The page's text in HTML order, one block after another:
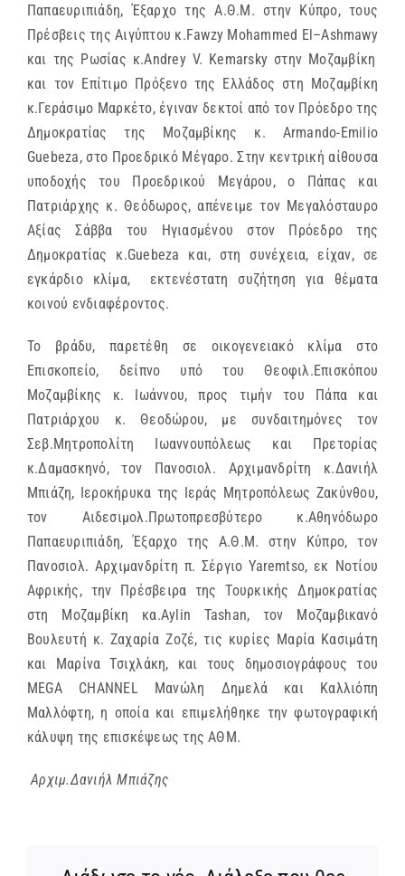
Παπαευριπιάδη, Έξαρχο της Α.Θ.Μ. στην Κύπρο, τους
Πρέσβεις της Αιγύπτου κ.Fawzy Mohammed El–Ashmawy
και της Ρωσίας κ.Andrey V. Kemarsky στην Μοζαμβίκη
και τον Επίτιμο Πρόξενο της Ελλάδος στη Μοζαμβίκη
κ.Γεράσιμο Μαρκέτο, έγιναν δεκτοί από τον Πρόεδρο της
Δημοκρατίας της Μοζαμβίκης κ. Armando-Emilio
Guebeza, στο Προεδρικό Μέγαρο. Στην κεντρική αίθουσα
υποδοχής του Προεδρικού Μεγάρου, ο Πάπας και
Πατριάρχης κ. Θεόδωρος, απένειμε τον Μεγαλόσταυρο
Αξίας Σάββα του Ηγιασμένου στον Πρόεδρο της
Δημοκρατίας κ.Guebeza και, στη συνέχεια, είχαν, σε
εγκάρδιο κλίμα,
εκτενέστατη συζήτηση για θέματα
κοινού ενδιαφέροντος.
Το βράδυ, παρετέθη σε οικογενειακό κλίμα στο
Επισκοπείο, δείπνο υπό του Θεοφιλ.Επισκόπου
Μοζαμβίκης κ. Ιωάννου, προς τιμήν του Πάπα και
Πατριάρχου κ. Θεοδώρου, με συνδαιτημόνες τον
Σεβ.Μητροπολίτη Ιωαννουπόλεως και Πρετορίας
κ.Δαμασκηνό, τον Πανοσιολ. Αρχιμανδρίτη κ.Δανιήλ
Μπιάζη, Ιεροκήρυκα της Ιεράς Μητροπόλεως Ζακύνθου,
τον Αιδεσιμολ.Πρωτοπρεσβύτερο κ.Αθηνόδωρο
Παπαευριπιάδη, Έξαρχο της Α.Θ.Μ. στην Κύπρο, τον
Πανοσιολ. Αρχιμανδρίτη π. Σέργιο Yaremtso, εκ Νοτίου
Αφρικής, την Πρέσβειρα της Τουρκικής Δημοκρατίας
στη Μοζαμβίκη κα.Aylin Tashan, τον Μοζαμβικανό
Βουλευτή κ. Ζαχαρία Ζοζέ, τις κυρίες Μαρία Κασιμάτη
και Μαρίνα Τσιχλάκη, και τους δημοσιογράφους του
MEGA
CHANNEL Μανώλη Δημελά και Καλλιόπη
Μαλλόφτη, η οποία και επιμελήθηκε την φωτογραφική
κάλυψη της επισκέψεως της ΑΘΜ.
Αρχιμ.Δανιήλ Μπιάζης